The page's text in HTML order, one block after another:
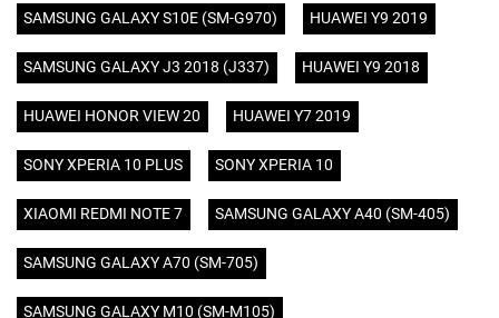
SAMSUNG GALAXY S10E (SM-G970) HUAWEI Y9 2019
SAMSUNG GALAXY J3 2018 (J337) HUAWEI Y9 2018
HUAWEI HONOR VIEW 20 HUAWEI Y7 2019
SONY XPERIA 10 PLUS SONY XPERIA 10
XIAOMI REDMI NOTE 7 SAMSUNG GALAXY A40 (SM-405)
SAMSUNG GALAXY A70 (SM-705)
SAMSUNG GALAXY M10 (SM-M105)